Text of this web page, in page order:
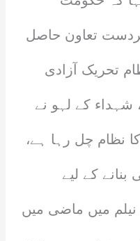
تعاون حاصل
تحریک آزادی
کے لہو نے
نظام چل رہا ہے،
کے لیے
نیلم میں ماضی میں